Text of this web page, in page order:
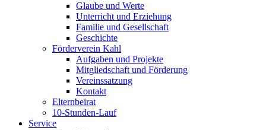
Glaube und Werte
Unterricht und Erziehung
Familie und Gesellschaft
Geschichte
Förderverein Kahl
Aufgaben und Projekte
Mitgliedschaft und Förderung
Vereinssatzung
Kontakt
Elternbeirat
10-Stunden-Lauf
Service